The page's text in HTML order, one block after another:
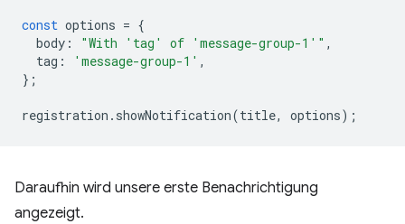
const options = {
body : "With 'tag' of 'message-group-1'" ,
tag : 'message-group-1' ,
};
registration . showNotification(title, options);
Daraufhin wird unsere erste Benachrichtigung
angezeigt.